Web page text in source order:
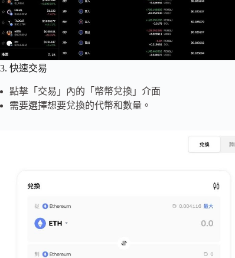
3. 快速交易
點擊「交易」內的「幣幣兌換」介面
需要選擇想要兌換的代幣和數量。